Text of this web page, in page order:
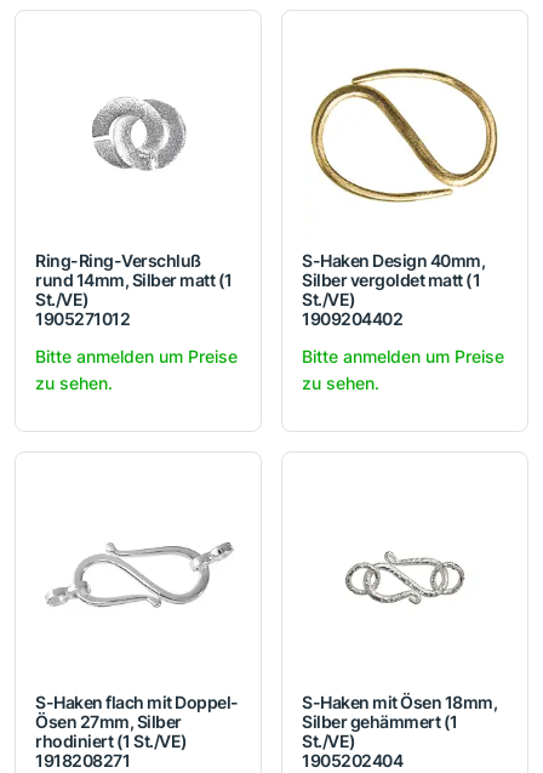
Ring-Ring-Verschluß
rund 14mm, Silber matt (1
St./VE)
1905271012
Bitte anmelden um Preise
zu sehen.
S-Haken Design 40mm,
Silber vergoldet matt (1
St./VE)
1909204402
Bitte anmelden um Preise
zu sehen.
S-Haken flach mit Doppel-
Ösen 27mm, Silber
rhodiniert (1 St./VE)
1918208271
S-Haken mit Ösen 18mm,
Silber gehämmert (1
St./VE)
1905202404